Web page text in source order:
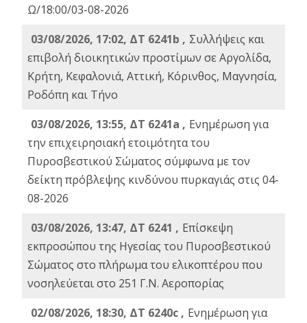
Ω/18:00/03-08-2026
03/08/2026, 17:02, ΔΤ 6241b , Συλλήψεις και
επιβολή διοικητικών προστίμων σε Αργολίδα,
Κρήτη, Κεφαλονιά, Αττική, Κόρινθος, Μαγνησία,
Ροδόπη και Τήνο
03/08/2026, 13:55, ΔΤ 6241a , Ενημέρωση για
την επιχειρησιακή ετοιμότητα του
Πυροσβεστικού Σώματος σύμφωνα με τον
δείκτη πρόβλεψης κινδύνου πυρκαγιάς στις 04-
08-2026
03/08/2026, 13:47, ΔΤ 6241 , Επίσκεψη
εκπροσώπου της Ηγεσίας του Πυροσβεστικού
Σώματος στο πλήρωμα του ελικοπτέρου που
νοσηλεύεται στο 251 Γ.Ν. Αεροπορίας
02/08/2026, 18:30, ΔΤ 6240c , Ενημέρωση για